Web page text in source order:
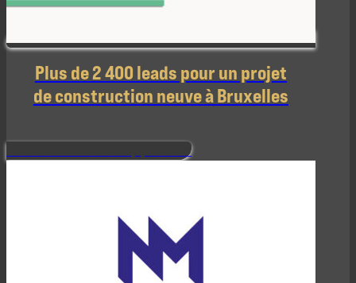
Plus de 2 400 leads pour un projet
de construction neuve à Bruxelles
Découvrir notre approche